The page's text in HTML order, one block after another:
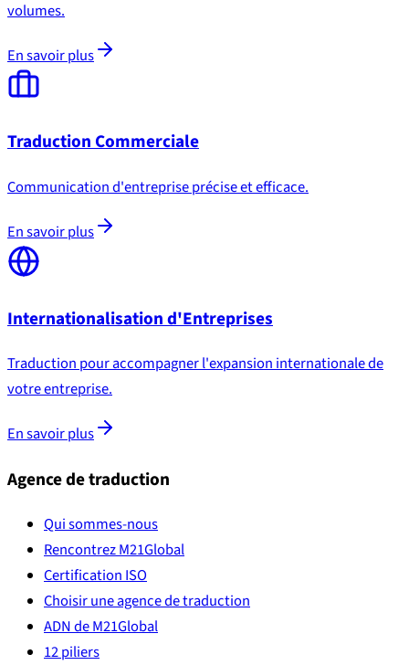
volumes.
En savoir plus
Traduction Commerciale
Communication d'entreprise précise et efficace.
En savoir plus
Internationalisation d'Entreprises
Traduction pour accompagner l'expansion internationale de
votre entreprise.
En savoir plus
Agence de traduction
Qui sommes-nous
Rencontrez M21Global
Certification ISO
Choisir une agence de traduction
ADN de M21Global
12 piliers